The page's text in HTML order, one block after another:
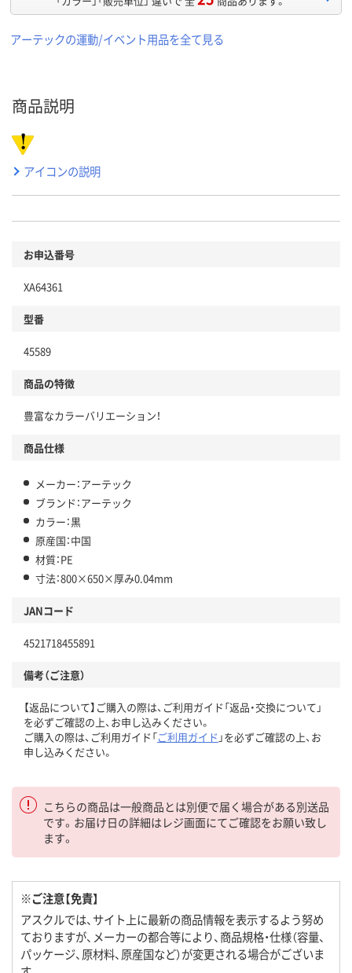
アーテックの運動/イベント用品を全て見る
商品説明
アイコンの説明
お申込番号
XA64361
型番
45589
商品の特徴
豊富なカラーバリエーション！
商品仕様
メーカー：アーテック
ブランド：アーテック
カラー：黒
原産国：中国
材質：PE
寸法：800×650×厚み0.04mm
JANコード
4521718455891
備考（ご注意）
【返品について】ご購入の際は、ご利用ガイド「返品・交換について」
を必ずご確認の上、お申し込みください。
ご購入の際は、ご利用ガイド「ご利用ガイド 」を必ずご確認の上、お
申し込みください。
こちらの商品は一般商品とは別便で届く場合がある別送品
です。お届け日の詳細はレジ画面にてご確認をお願い致し
ます。
※ご注意【免責】
アスクルでは、サイト上に最新の商品情報を表示するよう努め
ておりますが、メーカーの都合等により、商品規格・仕様（容量、
パッケージ、原材料、原産国など）が変更される場合がございま